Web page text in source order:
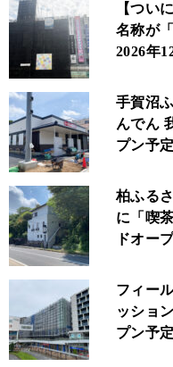
【つい
名称が
2026年
手賀沼
んでん
プン予定
柏ふる
に「喫
ドオー
フィー
ッショ
プン予定